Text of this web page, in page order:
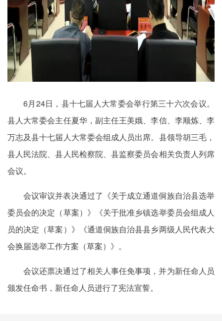
6月24日，县十七届人大常委会举行第三十六次会议。
县人大常委会主任夏华，副主任王美娥、李信、李顺炼、李
万志及县十七届人大常委会组成人员出席。县领导胡三毛，
县人民法院、县人民检察院、县监察委员会相关负责人列席
会议。
会议审议并表决通过了《关于成立通道侗族自治县选举
委员会的决定（草案）》《关于批准乡镇选举委员会组成人
员的决定（草案）》《通道侗族自治县县乡两级人民代表大
会换届选举工作方案（草案）》。
会议还票决通过了相关人事任免事项，并为新任命人员
颁发任命书，新任命人员进行了宪法宣誓。